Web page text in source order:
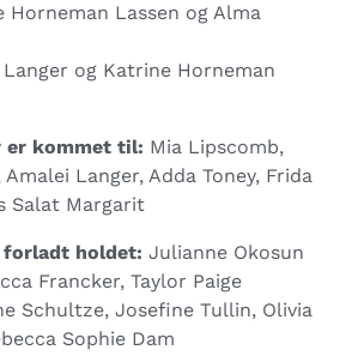
Horneman Lassen og Alma
og Katrine Horneman
er kommet til: Mia Lipscomb,
Langer, Adda Toney, Frida
Salat Margarit
forladt holdet: Julianne Okosun
Francker, Taylor Paige
Schultze, Josefine Tullin, Olivia
Sophie Dam